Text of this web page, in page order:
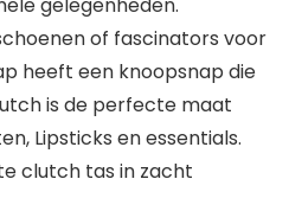
gelegenheden.
of fascinators voor
heeft een knoopsnap die
is de perfecte maat
Lipsticks en essentials.
clutch tas in zacht